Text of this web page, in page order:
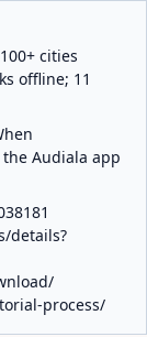
cities
offline; 11
Audiala app
details?
process/